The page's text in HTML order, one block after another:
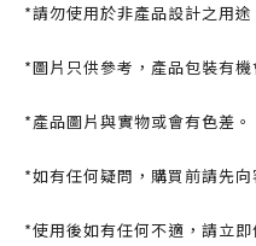
*請勿使用於非產品設計之用途
*圖片只供參考，產品包裝有機
*產品圖片與實物或會有色差。
*如有任何疑問，購買前請先向
*使用後如有任何不適，請立